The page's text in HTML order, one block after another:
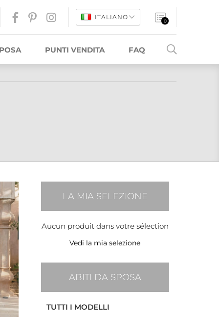
ITALIANO
0
PUNTI VENDITA FAQ
LA MIA SELEZIONE
Aucun produit dans votre sélection
Vedi la mia selezione
ABITI DA SPOSA
TUTTI I MODELLI